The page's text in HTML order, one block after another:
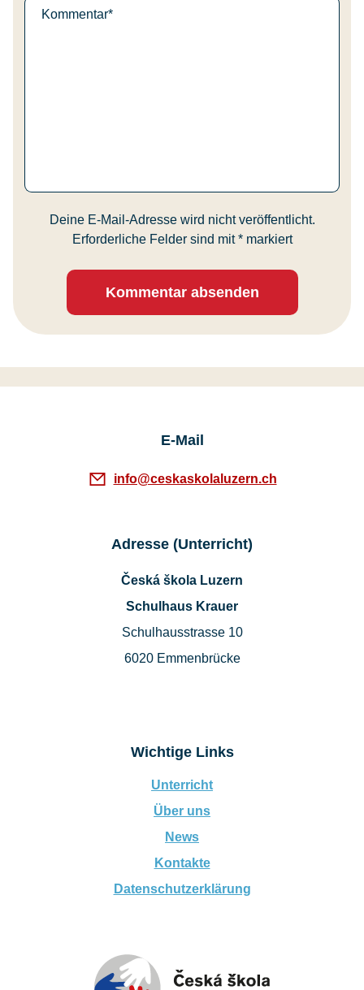
Deine E-Mail-Adresse wird nicht veröffentlicht.
Erforderliche Felder sind mit*markiert
Kommentar absenden
E-Mail
info@ceskaskolaluzern.ch
Adresse (Unterricht)
Česká škola Luzern
Schulhaus Krauer
Schulhausstrasse 10
6020 Emmenbrücke
Wichtige Links
Unterricht
Über uns
News
Kontakte
Datenschutzerklärung